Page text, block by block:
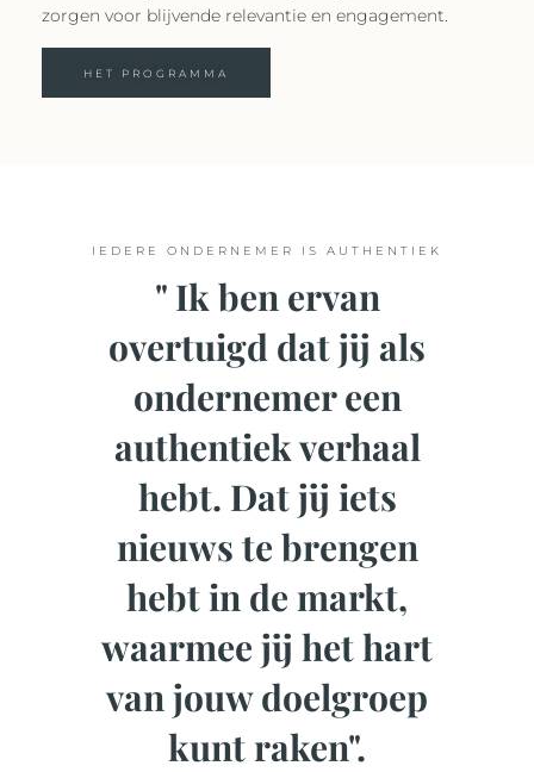
zorgen voor blijvende relevantie en engagement.
HET PROGRAMMA
IEDERE ONDERNEMER IS AUTHENTIEK
" Ik ben ervan
overtuigd dat jij als
ondernemer een
authentiek verhaal
hebt. Dat jij iets
nieuws te brengen
hebt in de markt,
waarmee jij het hart
van jouw doelgroep
kunt raken".